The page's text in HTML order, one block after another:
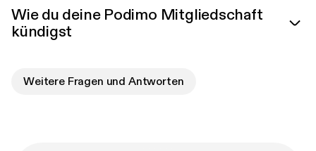
Wie du deine Podimo Mitgliedschaft
kündigst
Weitere Fragen und Antworten